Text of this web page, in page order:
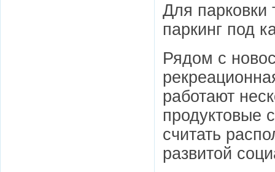
Для парковки
паркинг под
Рядом с
работают
продуктовые
считать
развитой